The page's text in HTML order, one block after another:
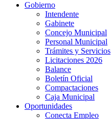
Gobierno
Intendente
Gabinete
Concejo Municipal
Personal Municipal
Trámites y Servicios
Licitaciones 2026
Balance
Boletín Oficial
Compactaciones
Caja Municipal
Oportunidades
Conecta Empleo